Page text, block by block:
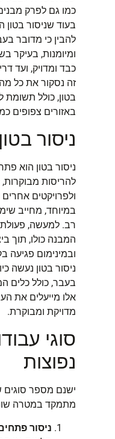
כמו גם לפרק
בעוד שניסור
להבין כי מדובר
ומיומנות, בעיקר
כבד ומדויק, ועד
זה נסקור את כל
בטון, כולל תשומת
באזורים צפופים
ניסור
ניסור בטון הוא
להריסות
ולפרויקטים
במיוחד, מחייב
רב. למעשה,
המבנה כולו, תוך
ובמינימום פגיעה
ניסור בטון נעשה
בעבר, כולל כלים
אלו מייעלים את
מדויקת ומבוקרת.
סוגי
נפוצות
ישנם מספר סוגים
מתמקד במטרה
ניסור